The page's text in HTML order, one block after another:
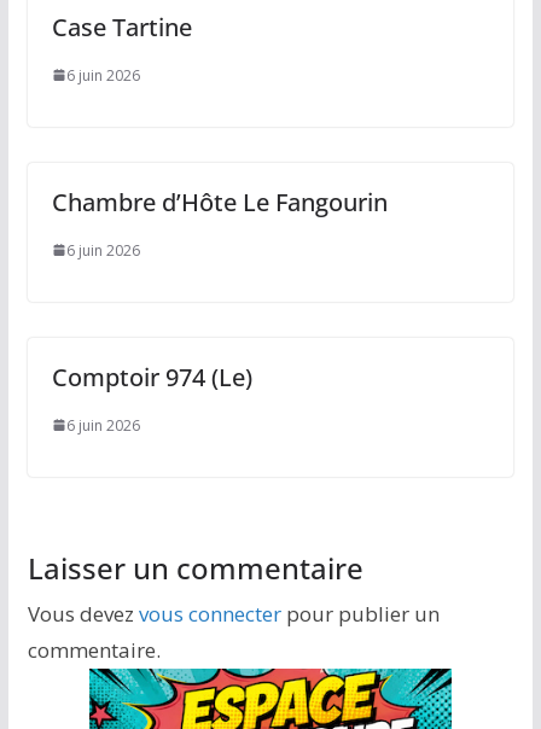
Case Tartine
6 juin 2026
Chambre d’Hôte Le Fangourin
6 juin 2026
Comptoir 974 (Le)
6 juin 2026
Laisser un commentaire
Vous devez vous connecterpour publier un
commentaire.